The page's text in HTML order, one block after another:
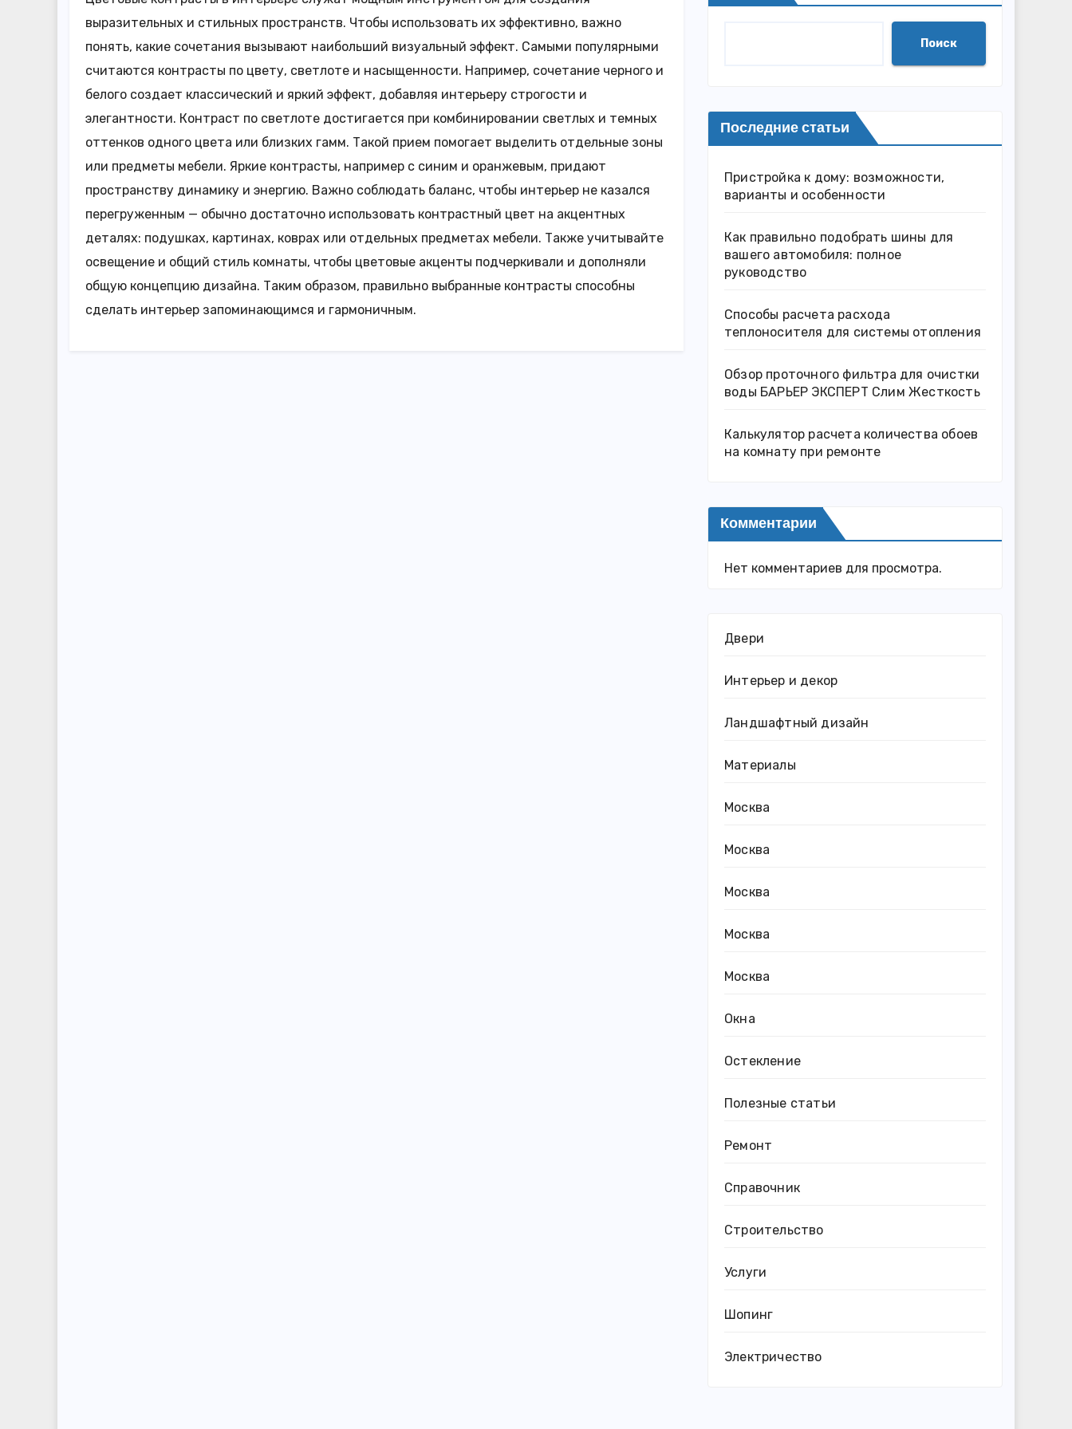
выразительных и стильных пространств. Чтобы использовать их эффективно, важно
понять, какие сочетания вызывают наибольший визуальный эффект. Самыми популярными
считаются контрасты по цвету, светлоте и насыщенности. Например, сочетание черного и
белого создает классический и яркий эффект, добавляя интерьеру строгости и
элегантности. Контраст по светлоте достигается при комбинировании светлых и темных
оттенков одного цвета или близких гамм. Такой прием помогает выделить отдельные зоны
или предметы мебели. Яркие контрасты, например с синим и оранжевым, придают
пространству динамику и энергию. Важно соблюдать баланс, чтобы интерьер не казался
перегруженным — обычно достаточно использовать контрастный цвет на акцентных
деталях: подушках, картинах, коврах или отдельных предметах мебели. Также учитывайте
освещение и общий стиль комнаты, чтобы цветовые акценты подчеркивали и дополняли
общую концепцию дизайна. Таким образом, правильно выбранные контрасты способны
сделать интерьер запоминающимся и гармоничным.
Поиск
Последние статьи
Пристройка к дому: возможности,
варианты и особенности
Как правильно подобрать шины для
вашего автомобиля: полное
руководство
Способы расчета расхода
теплоносителя для системы отопления
Обзор проточного фильтра для очистки
воды БАРЬЕР ЭКСПЕРТ Слим Жесткость
Калькулятор расчета количества обоев
на комнату при ремонте
Комментарии
Нет комментариев для просмотра.
Двери
Интерьер и декор
Ландшафтный дизайн
Материалы
Москва
Москва
Москва
Москва
Москва
Окна
Остекление
Полезные статьи
Ремонт
Справочник
Строительство
Услуги
Шопинг
Электричество